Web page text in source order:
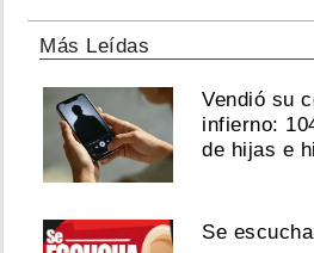
Más Leídas
Vendió su
infierno:
de hijas e
Se